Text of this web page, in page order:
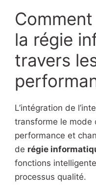
Comment
la régie
travers
L’intégration de
transforme le mode
performance et
de régie
fonctions
processus qualité.